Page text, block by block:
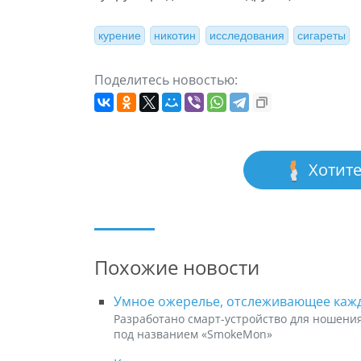
курение никотин исследования сигареты
Поделитесь новостью:
Похожие новости
Умное ожерелье, отслеживающее
Разработано смарт-устройство для
под названием «SmokeMon»